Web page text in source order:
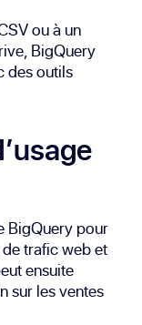
ou à un
BigQuery
des outils
BigQuery pour
trafic web et
ensuite
sur les ventes